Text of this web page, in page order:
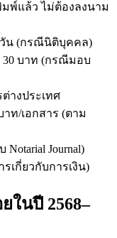
พ์แล้ว ไม่ต้องลงนาม
วัน (กรณีนิติบุคคล)
บาท (กรณีมอบ
างประเทศ
าท/เอกสาร (ตาม
Journal)
เกี่ยวกับการเงิน)
ในปี 2568–